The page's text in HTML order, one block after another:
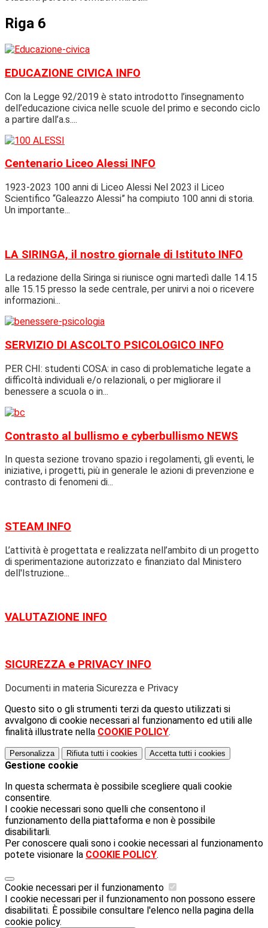
Riga 6
EDUCAZIONE CIVICA INFO
Con la Legge 92/2019 è stato introdotto l’insegnamento
dell’educazione civica nelle scuole del primo e secondo ciclo
a partire dall’a.s....
Centenario Liceo Alessi INFO
1923-2023 100 anni di Liceo Alessi Nel 2023 il Liceo
Scientifico “Galeazzo Alessi” ha compiuto 100 anni di storia.
Un importante...
LA SIRINGA, il nostro giornale di Istituto INFO
La redazione della Siringa si riunisce ogni martedì dalle 14.15
alle 15.15 presso la sede centrale, per unirvi a noi o ricevere
informazioni...
SERVIZIO DI ASCOLTO PSICOLOGICO INFO
PER CHI: studenti COSA: in caso di problematiche legate a
difficoltà individuali e/o relazionali, o per migliorare il
benessere a scuola o in...
Contrasto al bullismo e cyberbullismo NEWS
In questa sezione trovano spazio i regolamenti, gli eventi, le
iniziative, i progetti, più in generale le azioni di prevenzione e
contrasto di fenomeni di...
STEAM INFO
L’attività è progettata e realizzata nell’ambito di un progetto
di sperimentazione autorizzato e finanziato dal Ministero
dell'Istruzione...
VALUTAZIONE INFO
SICUREZZA e PRIVACY INFO
Documenti in materia Sicurezza e Privacy
Questo sito o gli strumenti terzi da questo utilizzati si
avvalgono di cookie necessari al funzionamento ed utili alle
finalità illustrate nella COOKIE POLICY.
Personalizza Rifiuta tutti i cookies Accetta tutti i cookies
Gestione cookie
In questa schermata è possibile scegliere quali cookie
consentire.
I cookie necessari sono quelli che consentono il
funzionamento della piattaforma e non è possibile
disabilitarli.
Per conoscere quali sono i cookie necessari al funzionamento
potete visionare la COOKIE POLICY.
Cookie necessari per il funzionamento
I cookie necessari per il funzionamento non possono essere
disabilitati. È possibile consultare l'elenco nella pagina della
cookie policy.